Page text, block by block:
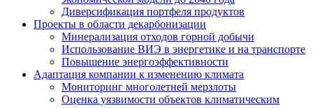
Диверсификация портфеля продуктов
Проекты в области декарбонизации
Минерализация отходов горной добычи
Использование ВИЭ в энергетике и на транспорте
Повышение энергоэффективности
Адаптация компании к изменению климата
Мониторинг многолетней мерзлоты
Оценка уязвимости объектов климатическим